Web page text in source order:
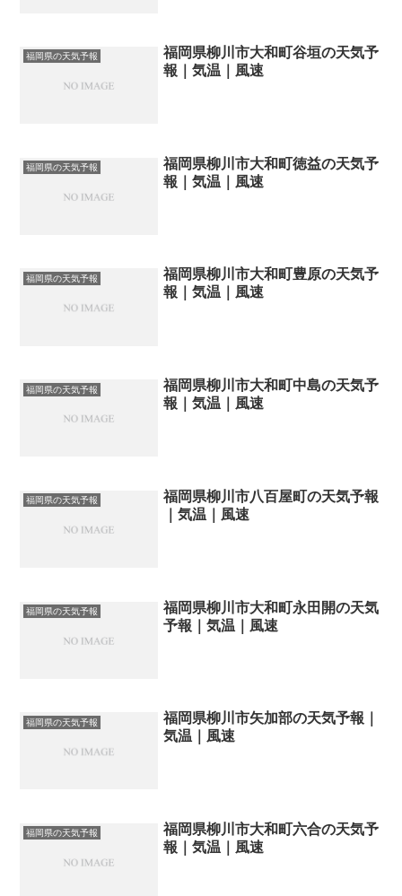
福岡県の天気予報
福岡県柳川市大和町谷垣の天気予
報｜気温｜風速
福岡県の天気予報
福岡県柳川市大和町徳益の天気予
報｜気温｜風速
福岡県の天気予報
福岡県柳川市大和町豊原の天気予
報｜気温｜風速
福岡県の天気予報
福岡県柳川市大和町中島の天気予
報｜気温｜風速
福岡県の天気予報
福岡県柳川市八百屋町の天気予報
｜気温｜風速
福岡県の天気予報
福岡県柳川市大和町永田開の天気
予報｜気温｜風速
福岡県の天気予報
福岡県柳川市矢加部の天気予報｜
気温｜風速
福岡県の天気予報
福岡県柳川市大和町六合の天気予
報｜気温｜風速